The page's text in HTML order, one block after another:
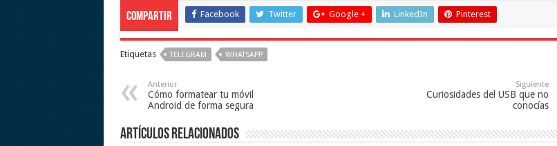
Compartir Facebook Twitter Google + LinkedIn Pinterest
Etiquetas TELEGRAM WHATSAPP
Anterior
Cómo formatear tu móvil
Android de forma segura
Siguiente
Curiosidades del USB que no
conocías
Artículos relacionados